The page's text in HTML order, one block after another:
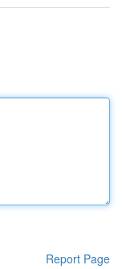
Report Page